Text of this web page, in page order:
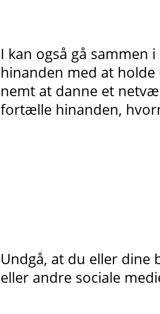
I kan også gå sammen
hinanden med at holde
nemt at danne et
fortælle hinanden,
Undgå, at du eller
eller andre sociale